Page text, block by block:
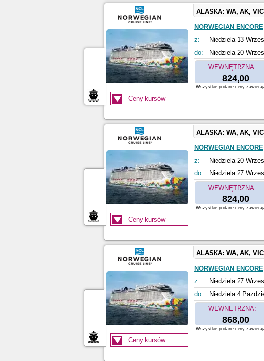
ALASKA: WA, AK,
NORWEGIAN ENCORE
z:
Niedziela 13
do:
Niedziela 20
WEWNĘTRZNA:
824,00
Ceny kursów
Wszystkie podane ceny
ALASKA: WA, AK,
NORWEGIAN ENCORE
z:
Niedziela 20
do:
Niedziela 27
WEWNĘTRZNA:
824,00
Ceny kursów
Wszystkie podane ceny
ALASKA: WA, AK,
NORWEGIAN ENCORE
z:
Niedziela 27
do:
Niedziela 4
WEWNĘTRZNA:
868,00
Ceny kursów
Wszystkie podane ceny